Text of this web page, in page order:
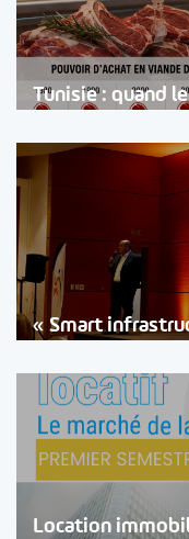
Tunisie : quand
« Smart
Location